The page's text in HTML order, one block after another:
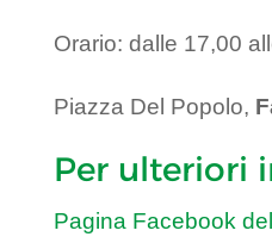
Orario: dalle 17,00
Piazza Del Popolo,
Per ulteriori
Pagina Facebook